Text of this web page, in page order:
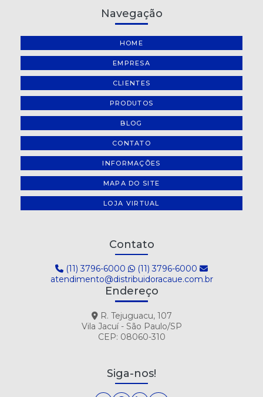
Navegação
HOME
EMPRESA
CLIENTES
PRODUTOS
BLOG
CONTATO
INFORMAÇÕES
MAPA DO SITE
LOJA VIRTUAL
Contato
(11) 3796-6000
(11) 3796-6000
atendimento@distribuidoracaue.com.br
Endereço
R. Tejuguacu, 107
Vila Jacuí - São Paulo/SP
CEP: 08060-310
Siga-nos!